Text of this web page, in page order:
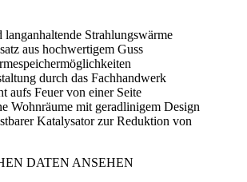
langanhaltende Strahlungswärme
aus hochwertigem Guss
durch das Fachhandwerk
aufs Feuer von einer Seite
Wohnräume mit geradlinigem Design
Katalysator zur Reduktion von
DATEN ANSEHEN